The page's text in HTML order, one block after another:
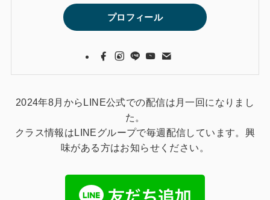
プロフィール
2024年8月からLINE公式での配信は月一回になりまし
た。
クラス情報はLINEグループで毎週配信しています。興
味がある方はお知らせください。